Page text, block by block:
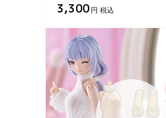
3,300 円 税込